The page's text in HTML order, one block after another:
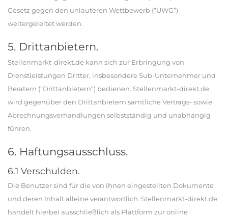
Gesetz gegen den unlauteren Wettbewerb (“UWG”)
weitergeleitet werden.
5. Drittanbietern.
Stellenmarkt-direkt.de kann sich zur Erbringung von
Dienstleistungen Dritter, insbesondere Sub-Unternehmer und
Beratern (“Drittanbietern“) bedienen. Stellenmarkt-direkt.de
wird gegenüber den Drittanbietern sämtliche Vertrags- sowie
Abrechnungsverhandlungen selbstständig und unabhängig
führen.
6. Haftungsausschluss.
6.1 Verschulden.
Die Benutzer sind für die von ihnen eingestellten Dokumente
und deren Inhalt alleine verantwortlich. Stellenmarkt-direkt.de
handelt hierbei ausschließlich als Plattform zur online